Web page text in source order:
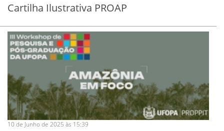
Cartilha Ilustrativa PROAP
10 de Junho de 2025 às 15:39